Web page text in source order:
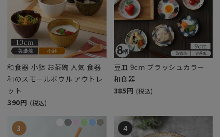
和食器 小鉢 お茶碗 人気 食器
和のスモールボウル アウトレ
ット
390円 (税込)
豆皿 9cm ブラッシュカラー
和食器
385円 (税込)